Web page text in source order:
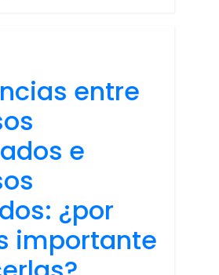
entre
e
¿por
importante